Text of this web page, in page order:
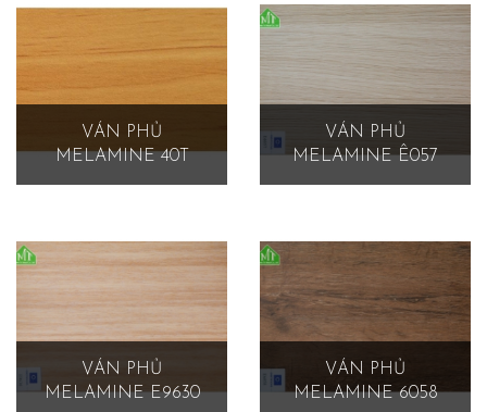
VÁN PHỦ
MELAMINE 40T
VÁN PHỦ
MELAMINE Ê057
VÁN PHỦ
MELAMINE E9630
VÁN PHỦ
MELAMINE 6058